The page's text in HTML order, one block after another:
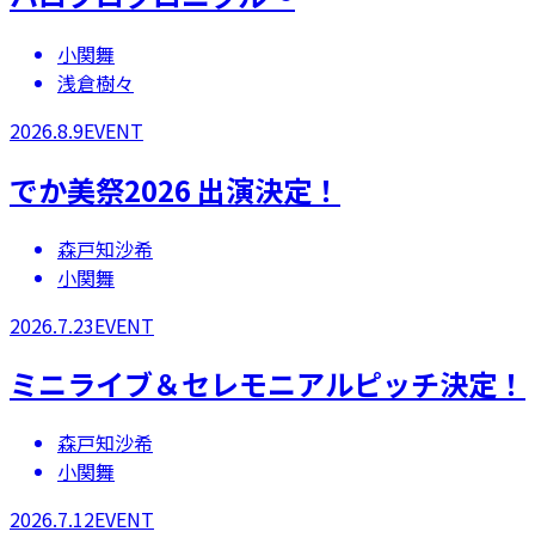
小関舞
浅倉樹々
2026.8.9EVENT
でか美祭2026 出演決定！
森戸知沙希
小関舞
2026.7.23EVENT
ミニライブ＆セレモニアルピッチ決定！
森戸知沙希
小関舞
2026.7.12EVENT